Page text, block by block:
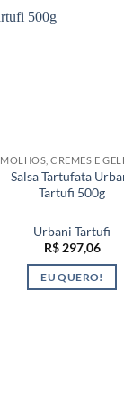
MOLHOS, CREMES E
Salsa Tartufata
Tartufi 500g
Urbani Tartufi
R$297,06
EU QUERO!